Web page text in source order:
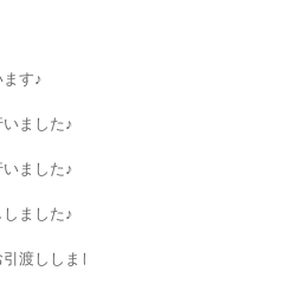
す♪
ました♪
ました♪
ました♪
渡ししまし